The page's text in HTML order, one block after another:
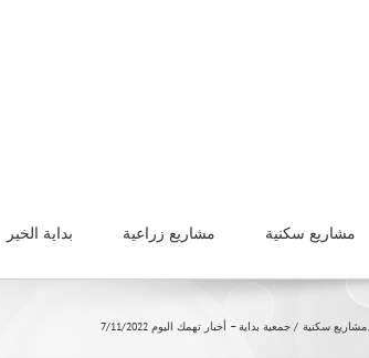
مشاريع سكنية مشاريع زراعية بداية الخير
مشاريع سكنية جمعية بداية – أخبار تهمك اليوم 7/11/2022